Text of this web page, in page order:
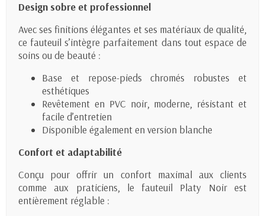
Design sobre et professionnel
Avec ses finitions élégantes et ses matériaux de qualité,
ce fauteuil s’intègre parfaitement dans tout espace de
soins ou de beauté :
Base et repose-pieds chromés robustes et
esthétiques
Revêtement en PVC noir, moderne, résistant et
facile d’entretien
Disponible également en version blanche
Confort et adaptabilité
Conçu pour offrir un confort maximal aux clients
comme aux praticiens, le fauteuil Platy Noir est
entièrement réglable :